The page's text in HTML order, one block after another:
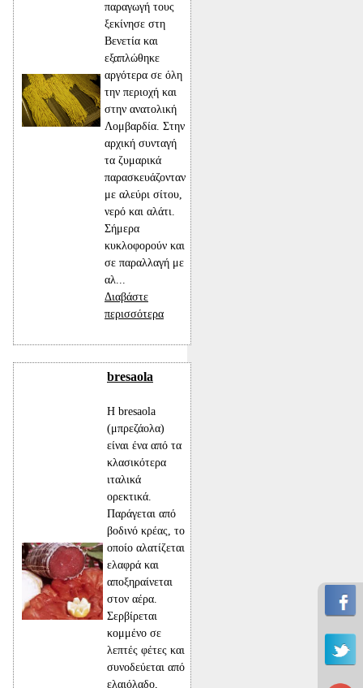
παραγωγή τους
ξεκίνησε στη
Βενετία και
εξαπλώθηκε
αργότερα σε όλη
την περιοχή και
στην ανατολική
Λομβαρδία. Στην
αρχική συνταγή
τα ζυμαρικά
παρασκευάζονταν
με αλεύρι σίτου,
νερό και αλάτι.
Σήμερα
κυκλοφορούν και
σε παραλλαγή με
αλ...
Διαβάστε
περισσότερα
bresaola
Η bresaola
(μπρεζάολα)
είναι ένα από τα
κλασικότερα
ιταλικά
ορεκτικά.
Παράγεται από
βοδινό κρέας, το
οποίο αλατίζεται
ελαφρά και
αποξηραίνεται
στον αέρα.
Σερβίρεται
κομμένο σε
λεπτές φέτες και
συνοδεύεται από
ελαιόλαδο,